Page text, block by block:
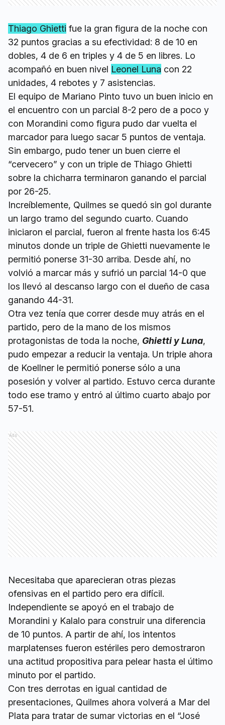
Thiago Ghietti fue la gran figura de la noche con
32 puntos gracias a su efectividad: 8 de 10 en
dobles, 4 de 6 en triples y 4 de 5 en libres. Lo
acompañó en buen nivel Leonel Luna con 22
unidades, 4 rebotes y 7 asistencias.
El equipo de Mariano Pinto tuvo un buen inicio en
el encuentro con un parcial 8-2 pero de a poco y
con Morandini como figura pudo dar vuelta el
marcador para luego sacar 5 puntos de ventaja.
Sin embargo, pudo tener un buen cierre el
“cervecero” y con un triple de Thiago Ghietti
sobre la chicharra terminaron ganando el parcial
por 26-25.
Increíblemente, Quilmes se quedó sin gol durante
un largo tramo del segundo cuarto. Cuando
iniciaron el parcial, fueron al frente hasta los 6:45
minutos donde un triple de Ghietti nuevamente le
permitió ponerse 31-30 arriba. Desde ahí, no
volvió a marcar más y sufrió un parcial 14-0 que
los llevó al descanso largo con el dueño de casa
ganando 44-31.
Otra vez tenía que correr desde muy atrás en el
partido, pero de la mano de los mismos
protagonistas de toda la noche, Ghietti y Luna,
pudo empezar a reducir la ventaja. Un triple ahora
de Koellner le permitió ponerse sólo a una
posesión y volver al partido. Estuvo cerca durante
todo ese tramo y entró al último cuarto abajo por
57-51.
Ads
Necesitaba que aparecieran otras piezas
ofensivas en el partido pero era difícil.
Independiente se apoyó en el trabajo de
Morandini y Kalalo para construir una diferencia
de 10 puntos. A partir de ahí, los intentos
marplatenses fueron estériles pero demostraron
una actitud propositiva para pelear hasta el último
minuto por el partido.
Con tres derrotas en igual cantidad de
presentaciones, Quilmes ahora volverá a Mar del
Plata para tratar de sumar victorias en el “José